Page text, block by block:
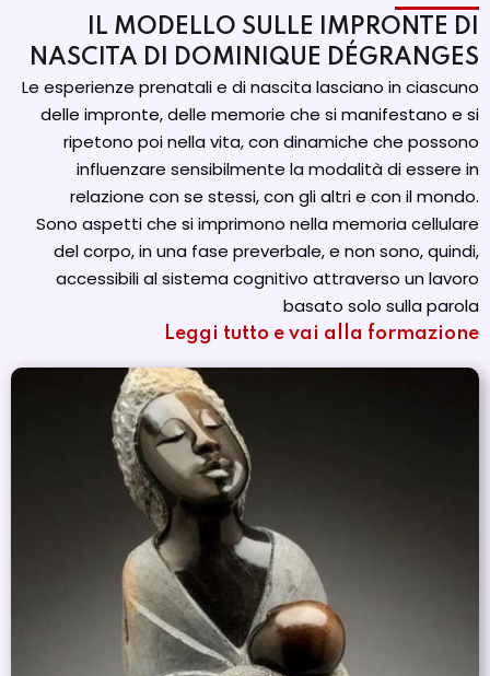
IL MODELLO SULLE IMPRONTE DI
NASCITA DI DOMINIQUE DÉGRANGES
Le esperienze prenatali e di nascita lasciano in ciascuno
delle impronte, delle memorie che si manifestano e si
ripetono poi nella vita, con dinamiche che possono
influenzare sensibilmente la modalità di essere in
relazione con se stessi, con gli altri e con il mondo.
Sono aspetti che si imprimono nella memoria cellulare
del corpo, in una fase preverbale, e non sono, quindi,
accessibili al sistema cognitivo attraverso un lavoro
basato solo sulla parola
Leggi tutto e vai alla formazione